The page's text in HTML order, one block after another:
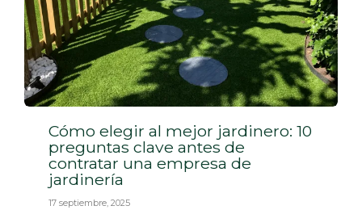
Cómo elegir al mejor jardinero: 10
preguntas clave antes de
contratar una empresa de
jardinería
17 septiembre, 2025